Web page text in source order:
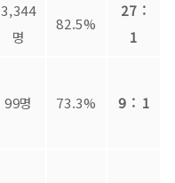
3,344
명
82.5%
27 :
1
99명 73.3% 9 : 1